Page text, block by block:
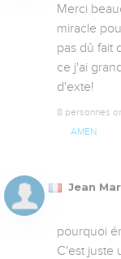
Merci
miracle
pas dû fait
ce j'ai
d'exte!
8 personnes
AMEN
Jean
pourquoi
C'est juste